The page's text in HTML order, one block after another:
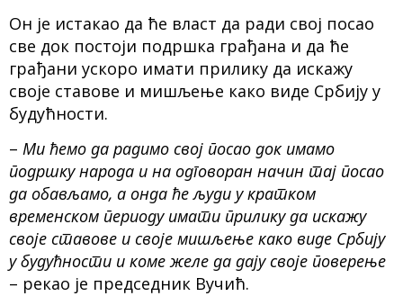
Он је истакао да ће власт да ради свој посао
све док постоји подршка грађана и да ће
грађани ускоро имати прилику да искажу
своје ставове и мишљење како виде Србију у
будућности.
– Ми ћемо да радимо свој посао док имамо
подршку народа и на одговоран начин тај посао
да обављамо, а онда ће људи у кратком
временском периоду имати прилику да искажу
своје ставове и своје мишљење како виде Србију
у будућности и коме желе да дају своје поверење
– рекао је председник Вучић.